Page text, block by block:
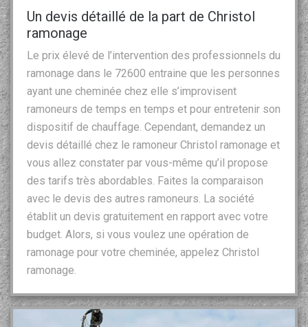
Un devis détaillé de la part de Christol
ramonage
Le prix élevé de l’intervention des professionnels du
ramonage dans le 72600 entraine que les personnes
ayant une cheminée chez elle s’improvisent
ramoneurs de temps en temps et pour entretenir son
dispositif de chauffage. Cependant, demandez un
devis détaillé chez le ramoneur Christol ramonage et
vous allez constater par vous-même qu’il propose
des tarifs très abordables. Faites la comparaison
avec le devis des autres ramoneurs. La société
établit un devis gratuitement en rapport avec votre
budget. Alors, si vous voulez une opération de
ramonage pour votre cheminée, appelez Christol
ramonage.